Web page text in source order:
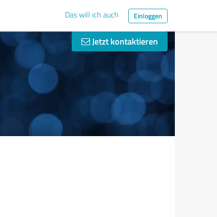
Das will ich auch Einloggen
Jetzt kontaktieren